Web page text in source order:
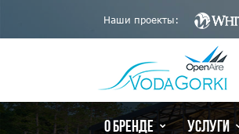
Наши проекты:
О БРЕНДЕ УСЛУГИ